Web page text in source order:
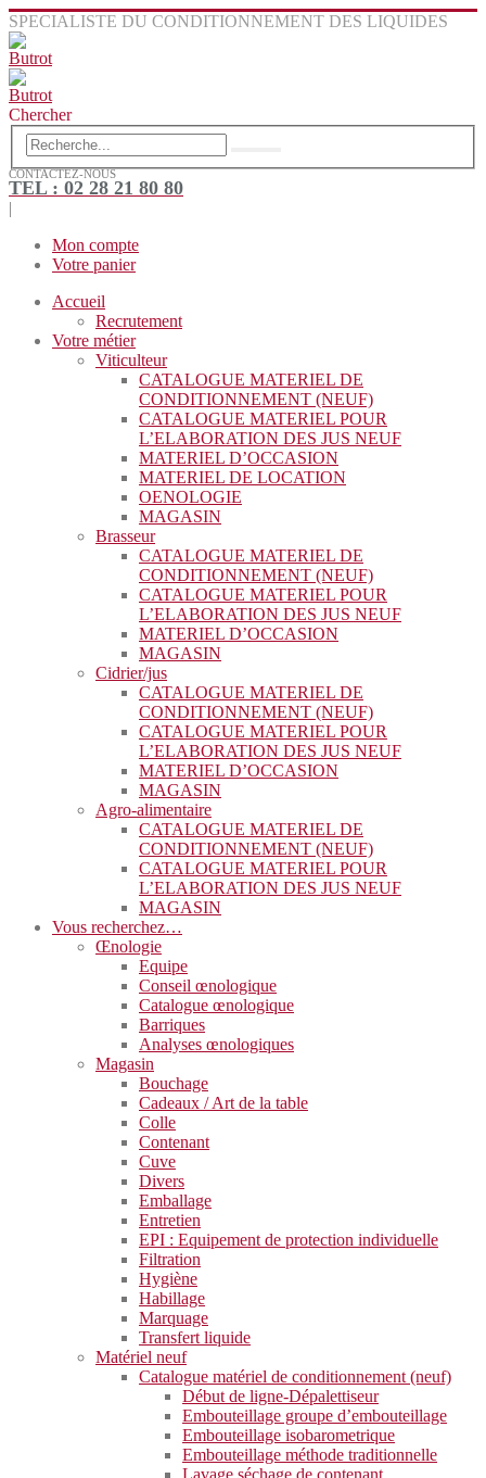
SPECIALISTE DU CONDITIONNEMENT DES LIQUIDES
Chercher
CONTACTEZ-NOUS
TEL : 02 28 21 80 80
|
Mon compte
Votre panier
Accueil
Recrutement
Votre métier
Viticulteur
CATALOGUE MATERIEL DE
CONDITIONNEMENT (NEUF)
CATALOGUE MATERIEL POUR
L’ELABORATION DES JUS NEUF
MATERIEL D’OCCASION
MATERIEL DE LOCATION
OENOLOGIE
MAGASIN
Brasseur
CATALOGUE MATERIEL DE
CONDITIONNEMENT (NEUF)
CATALOGUE MATERIEL POUR
L’ELABORATION DES JUS NEUF
MATERIEL D’OCCASION
MAGASIN
Cidrier/jus
CATALOGUE MATERIEL DE
CONDITIONNEMENT (NEUF)
CATALOGUE MATERIEL POUR
L’ELABORATION DES JUS NEUF
MATERIEL D’OCCASION
MAGASIN
Agro-alimentaire
CATALOGUE MATERIEL DE
CONDITIONNEMENT (NEUF)
CATALOGUE MATERIEL POUR
L’ELABORATION DES JUS NEUF
MAGASIN
Vous recherchez…
Œnologie
Equipe
Conseil œnologique
Catalogue œnologique
Barriques
Analyses œnologiques
Magasin
Bouchage
Cadeaux / Art de la table
Colle
Contenant
Cuve
Divers
Emballage
Entretien
EPI : Equipement de protection individuelle
Filtration
Hygiène
Habillage
Marquage
Transfert liquide
Matériel neuf
Catalogue matériel de conditionnement (neuf)
Début de ligne-Dépalettiseur
Embouteillage groupe d’embouteillage
Embouteillage isobarometrique
Embouteillage méthode traditionnelle
Lavage séchage de contenant